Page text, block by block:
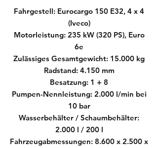
Fahrgestell: Eurocargo 150 E32, 4 x 4
(Iveco)
Motorleistung: 235 kW (320 PS), Euro
6e
Zulässiges Gesamtgewicht: 15.000 kg
Radstand: 4.150 mm
Besatzung: 1 + 8
Pumpen-Nennleistung: 2.000 l/min bei
10 bar
Wasserbehälter / Schaumbehälter:
2.000 l / 200 l
Fahrzeugabmessungen: 8.600 x 2.500 x